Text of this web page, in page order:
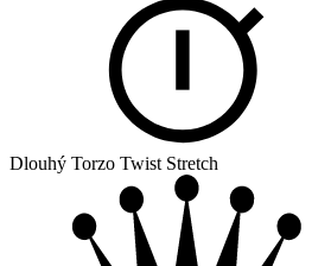
Dlouhý Torzo Twist Stretch